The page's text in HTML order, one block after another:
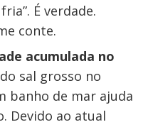
É verdade.
conte.
acumulada no
sal grosso no
banho de mar ajuda
Devido ao atual